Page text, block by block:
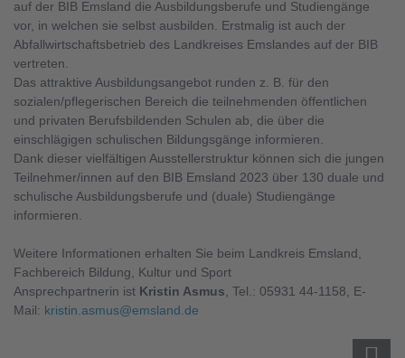
auf der BIB Emsland die Ausbildungsberufe und Studiengänge
vor, in welchen sie selbst ausbilden. Erstmalig ist auch der
Abfallwirtschaftsbetrieb des Landkreises Emslandes auf der BIB
vertreten.
Das attraktive Ausbildungsangebot runden z. B. für den
sozialen/pflegerischen Bereich die teilnehmenden öffentlichen
und privaten Berufsbildenden Schulen ab, die über die
einschlägigen schulischen Bildungsgänge informieren.
Dank dieser vielfältigen Ausstellerstruktur können sich die jungen
Teilnehmer/innen auf den BIB Emsland 2023 über 130 duale und
schulische Ausbildungsberufe und (duale) Studiengänge
informieren.
Weitere Informationen erhalten Sie beim Landkreis Emsland,
Fachbereich Bildung, Kultur und Sport
Ansprechpartnerin ist Kristin Asmus , Tel.: 05931 44-1158, E-
Mail: kristin.asmus@emsland.de